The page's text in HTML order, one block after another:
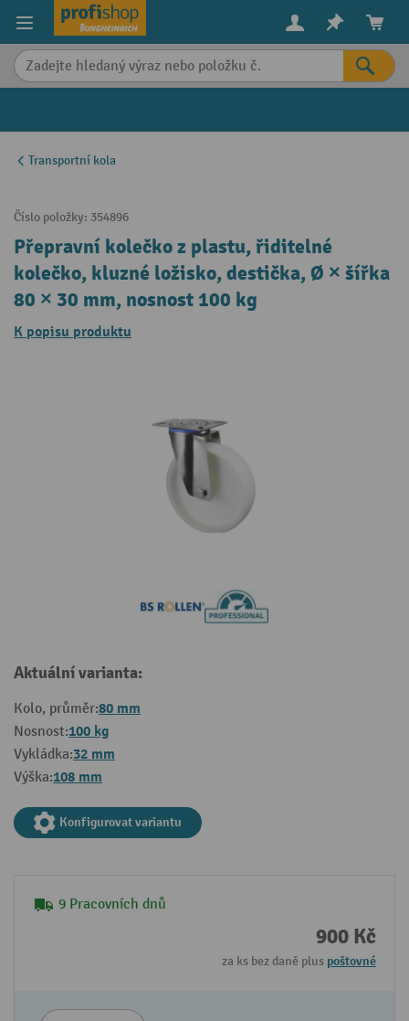
content
Transportní kola
Číslo položky: 354896
Přepravní kolečko z plastu, řiditelné
kolečko, kluzné ložisko, destička, Ø × šířka
80 × 30 mm, nosnost 100 kg
K popisu produktu
Aktuální varianta:
Kolo, průměr:80 mm
Nosnost:100 kg
Vykládka:32 mm
Výška:108 mm
Konfigurovat variantu
9 Pracovních dnů
900 Kč
za ks bez daně plus poštovné